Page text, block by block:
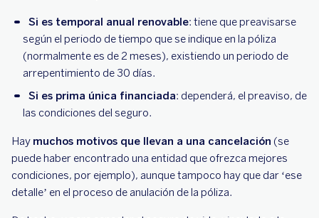
Si es temporal anual renovable: tiene que preavisarse
según el periodo de tiempo que se indique en la póliza
(normalmente es de 2 meses), existiendo un periodo de
arrepentimiento de 30 días.
Si es prima única financiada: dependerá, el preaviso, de
las condiciones del seguro.
Hay muchos motivos que llevan a una cancelación (se
puede haber encontrado una entidad que ofrezca mejores
condiciones, por ejemplo), aunque tampoco hay que dar ‘ese
detalle’ en el proceso de anulación de la póliza.